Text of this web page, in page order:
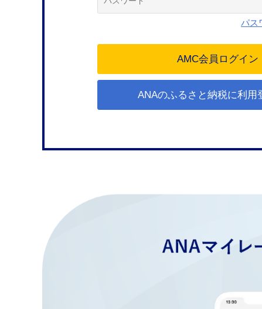
パス
ANAのふるさと納税に利用